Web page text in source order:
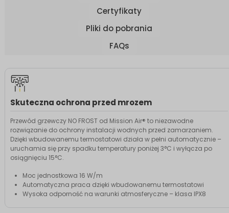
Certyfikaty
Pliki do pobrania
FAQs
Skuteczna ochrona przed mrozem
Przewód grzewczy NO FROST od Mission Air® to niezawodne
rozwiązanie do ochrony instalacji wodnych przed zamarzaniem.
Dzięki wbudowanemu termostatowi działa w pełni automatycznie –
uruchamia się przy spadku temperatury poniżej 3°C i wyłącza po
osiągnięciu 15°C.
Moc jednostkowa 16 W/m
Automatyczna praca dzięki wbudowanemu termostatowi
Wysoka odporność na warunki atmosferyczne – klasa IPX8